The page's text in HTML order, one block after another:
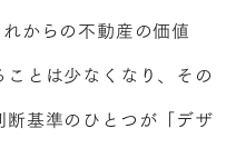
からの不動産の価値
とは少なくなり、その
基準のひとつが「デザ